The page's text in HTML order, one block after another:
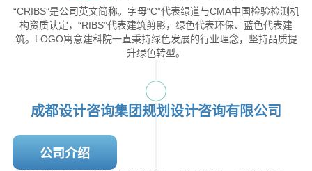
“CRIBS”是公司英文简称。字母“C”代表绿道与CMA中国检验检测机
构资质认定，“RIBS”代表建筑剪影，绿色代表环保、蓝色代表建
筑。LOGO寓意建科院一直秉持绿色发展的行业理念，坚持品质提
升绿色转型。
成都设计咨询集团规划设计咨询有限公司
公司介绍